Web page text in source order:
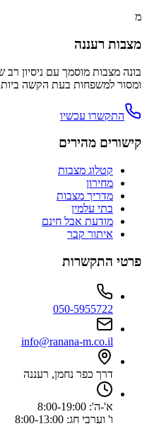
מ
מצבות רעננה
בונה מצבות מוסמך עם ניסיון
ומסור למשפחות בעת הקשה
התקשרו עכשיו
קישורים מהירים
קטלוג מצבות
מחירון
מדריך מצבות
בתי עלמין
מודעת אבל חינם
איתור קבר
פרטי התקשרות
050-5955722
info@ranana-m.co.il
דרך כפר נחמן, רעננה
א'-ה': 8:00-19:00
ו' וערבי חג: 8:00-13:00